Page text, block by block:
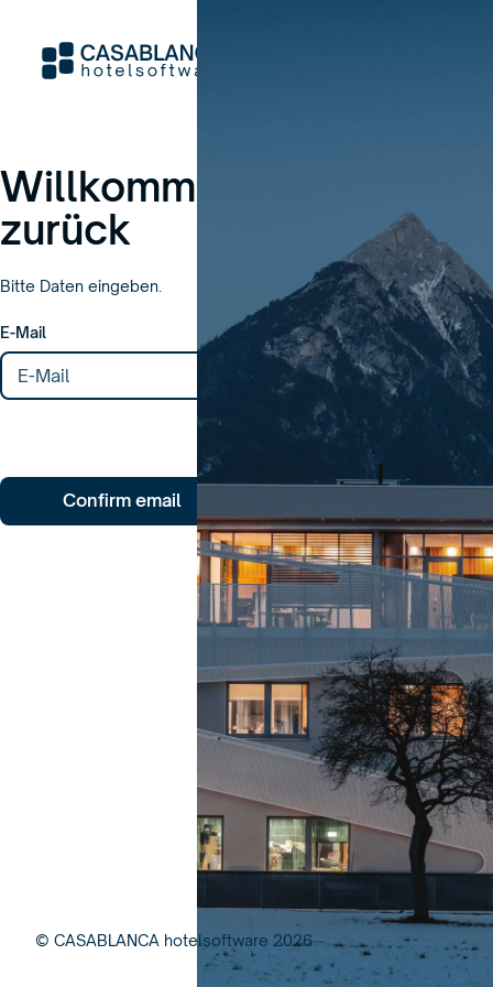
Willkommen
zurück
Bitte Daten eingeben.
E-Mail
Confirm email
© CASABLANCA hotelsoftware 2026